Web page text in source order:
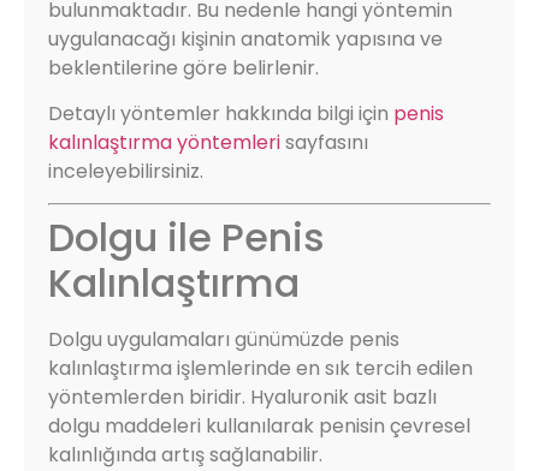
bulunmaktadır. Bu nedenle hangi yöntemin
uygulanacağı kişinin anatomik yapısına ve
beklentilerine göre belirlenir.
Detaylı yöntemler hakkında bilgi için penis
kalınlaştırma yöntemlerisayfasını
inceleyebilirsiniz.
Dolgu ile Penis
Kalınlaştırma
Dolgu uygulamaları günümüzde penis
kalınlaştırma işlemlerinde en sık tercih edilen
yöntemlerden biridir. Hyaluronik asit bazlı
dolgu maddeleri kullanılarak penisin çevresel
kalınlığında artış sağlanabilir.